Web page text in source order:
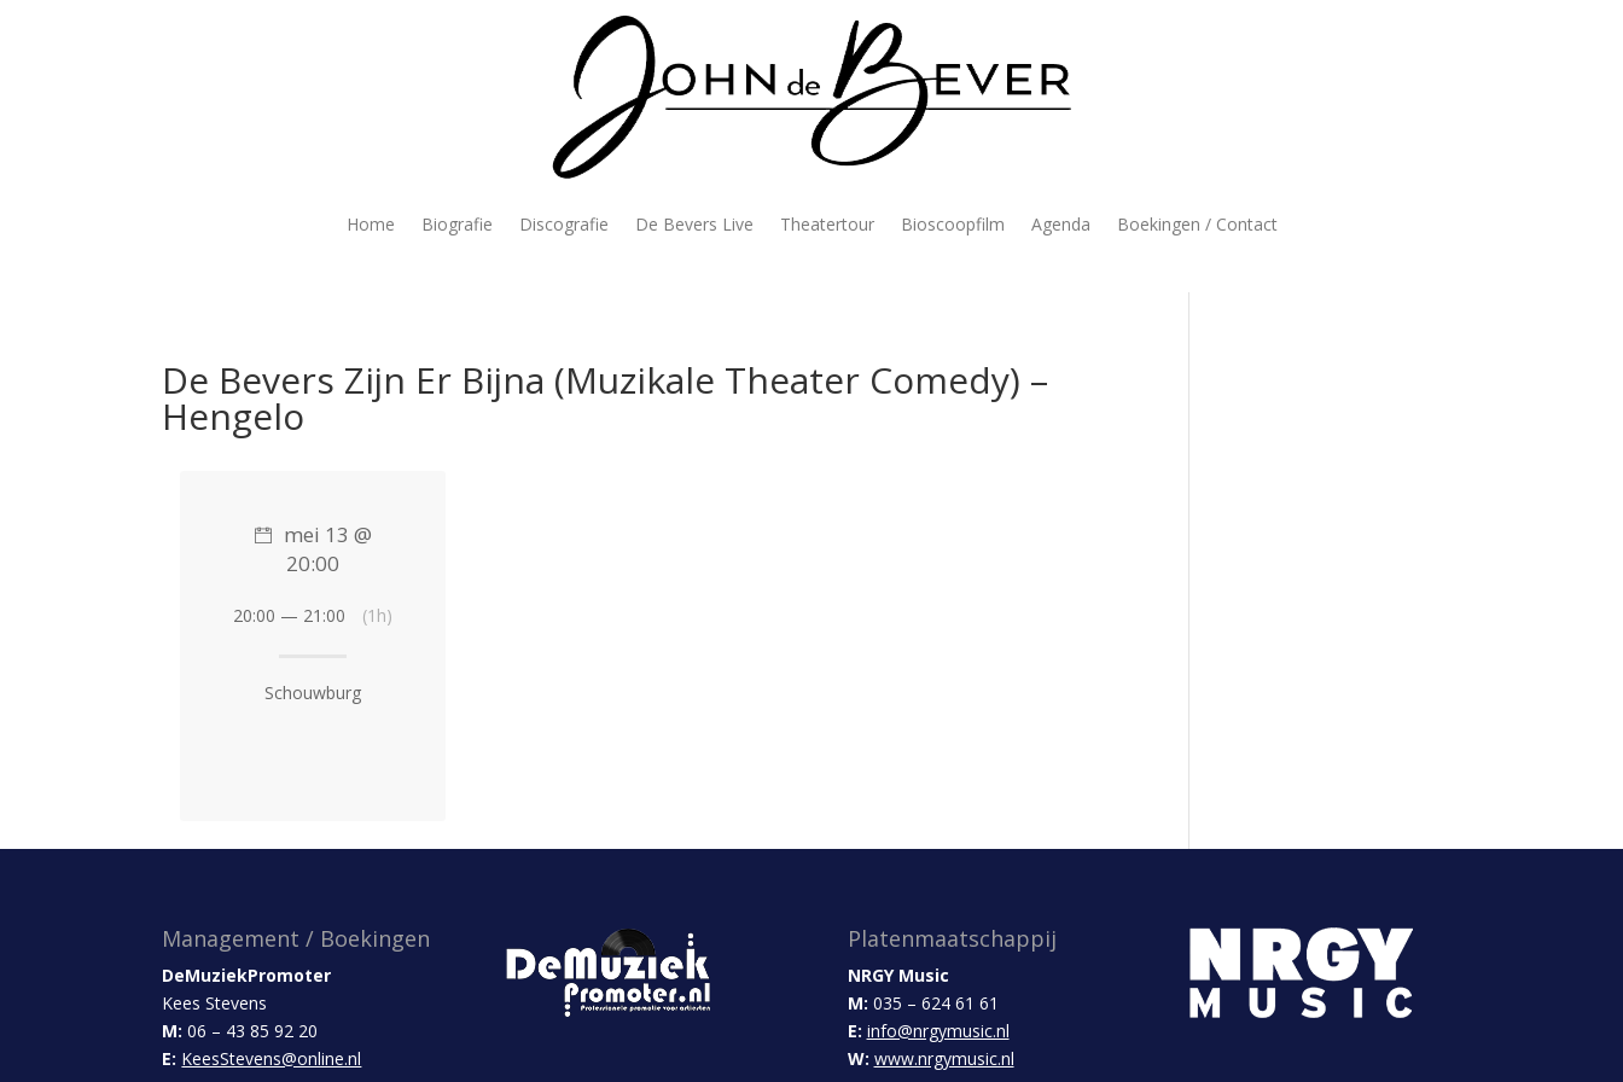
Home Biografie Discografie De Bevers Live Theatertour Bioscoopfilm Agenda Boekingen / Contact
De Bevers Zijn Er Bijna (Muzikale Theater Comedy) –
Hengelo
mei 13 @
20:00
20:00 — 21:00 (1h)
Schouwburg
Management / Boekingen
DeMuziekPromoter
Kees Stevens
M: 06 – 43 85 92 20
E: KeesStevens@online.nl
Platenmaatschappij
NRGY Music
M: 035 – 624 61 61
E: info@nrgymusic.nl
W: www.nrgymusic.nl